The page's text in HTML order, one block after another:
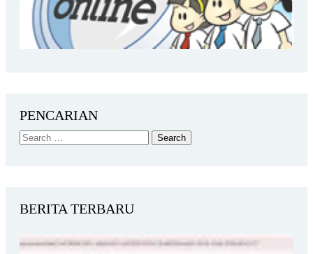
PENCARIAN
BERITA TERBARU